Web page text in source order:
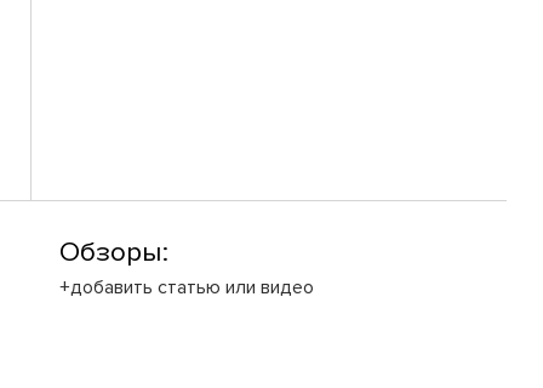
Обзоры:
+добавить статью или видео